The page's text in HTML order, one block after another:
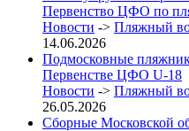
Первенство ЦФО по
Новости -> Пляжный
14.06.2026
Подмосковные
Первенстве ЦФО U-18
Новости -> Пляжный
26.05.2026
Сборные Московской